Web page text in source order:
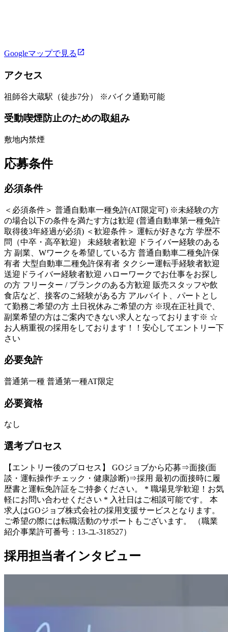
Googleマップで見る
アクセス
祖師谷大蔵駅（徒歩7分） ※バイク通勤可能
受動喫煙防止のための取組み
敷地内禁煙
応募条件
必須条件
＜必須条件＞ 普通自動車一種免許(AT限定可) ※未経験の方
の場合以下の条件を満たす方は歓迎 (普通自動車第一種免許
取得後3年経過が必須) ＜歓迎条件＞ 運転が好きな方 学歴不
問（中卒・高卒歓迎） 未経験者歓迎 ドライバー経験のある
方 副業、Wワークを希望している方 普通自動車二種免許保
有者 大型自動車二種免許保有者 タクシー運転手経験者歓迎
送迎ドライバー経験者歓迎 ハローワークでお仕事をお探し
の方 フリーター / ブランクのある方歓迎 販売スタッフや飲
食店など、接客のご経験がある方 アルバイト、パートとし
て勤務ご希望の方 土日祝休みご希望の方 ※現在正社員で、
副業希望の方はご案内できない求人となっております※ ☆
お人柄重視の採用をしております！！安心してエントリー下
さい
必要免許
普通第一種 普通第一種AT限定
必要資格
なし
選考プロセス
【エントリー後のプロセス】 GOジョブから応募⇒面接(面
談・運転操作チェック・健康診断)⇒採用 最初の面接時に履
歴書と運転免許証をご持参ください。 * 職場見学歓迎！お気
軽にお問い合わせください * 入社日はご相談可能です。 本
求人はGOジョブ株式会社の採用支援サービスとなります。
ご希望の際には転職活動のサポートもございます。 （職業
紹介事業許可番号：13-ユ-318527）
採用担当者インタビュー